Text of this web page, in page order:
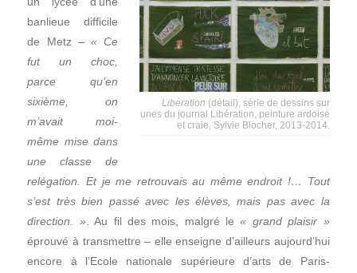
Libération (détail), série de dessins sur
unes du journal Libération, peinture ardoise
et craie, Sylvie Blocher, 2013-2014.
banlieue difficile
de Metz –« Ce
fut un choc,
parce qu’en
sixième, on
m’avait moi-
même mise dans
une classe de
relégation. Et je me retrouvais au même endroit !… Tout
s’est très bien passé avec les élèves, mais pas avec la
direction. » . Au fil des mois, malgré le« grand plaisir »
éprouvé à transmettre – elle enseigne d’ailleurs aujourd’hui
encore à l’Ecole nationale supérieure d’arts de Paris-